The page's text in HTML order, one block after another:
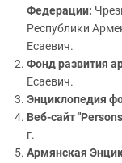
Федерации:
Республики
Есаевич.
Фонд развития
Есаевич.
Энциклопедия
Веб-сайт
г.
Армянская